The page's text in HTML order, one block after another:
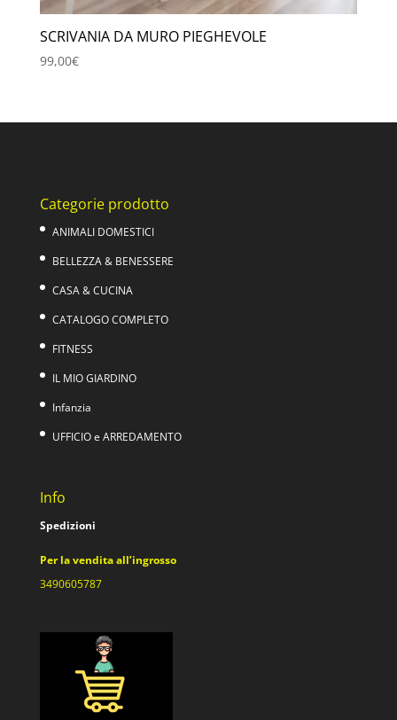
SCRIVANIA DA MURO PIEGHEVOLE
99,00€
Categorie prodotto
ANIMALI DOMESTICI
BELLEZZA & BENESSERE
CASA & CUCINA
CATALOGO COMPLETO
FITNESS
IL MIO GIARDINO
Infanzia
UFFICIO e ARREDAMENTO
Info
Spedizioni
Per la vendita all’ingrosso
3490605787